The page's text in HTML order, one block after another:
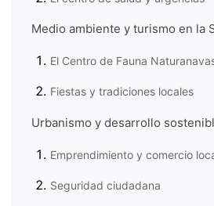
Medio ambiente y turismo en la
El Centro de Fauna
Fiestas y tradiciones locales
Urbanismo y desarrollo
Emprendimiento y comercio
Seguridad ciudadana